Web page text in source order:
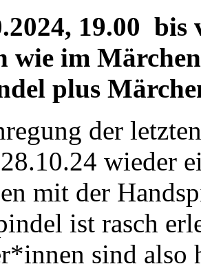
19.00 bis
wie im
plus
der
wieder
mit der
ist rasch
sind also